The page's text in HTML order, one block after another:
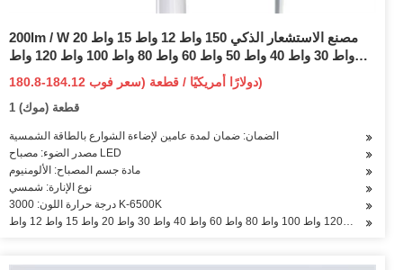
200lm / W مصنع الاستشعار الذكي 150 واط 12 واط 15 واط 20
واط 30 واط 40 واط 50 واط 60 واط 80 واط 100 واط 120 واط
متكاملة الكل في واحد الشمسية LED إضاءة الشوارع حديقة بارك
الطريق المنطقة العامة الخفيفة
180.8-184.12 دولارًا أمريكيًا / قطعة (سعر فوب)
1 قطعة (موك)
الضمان: ضمان لمدة عامين لإضاءة الشوارع بالطاقة الشمسية
مصدر الضوء: مصباح LED
مادة جسم المصباح: الألومنيوم
نوع الإنارة: شمسي
درجة حرارة اللون: 3000 K-6500K